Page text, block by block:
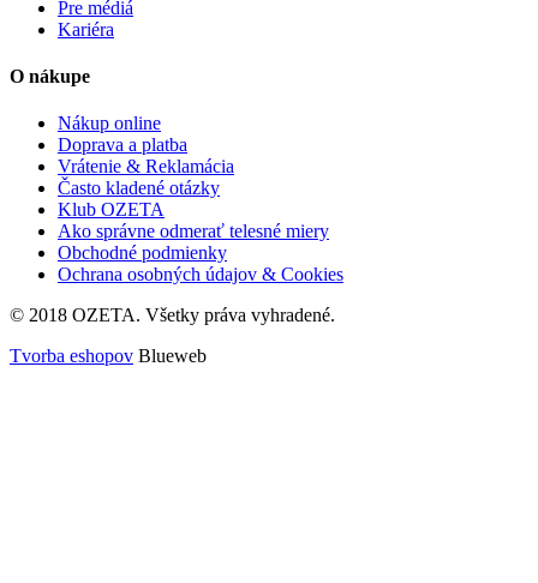
Pre médiá
Kariéra
O nákupe
Nákup online
Doprava a platba
Vrátenie & Reklamácia
Často kladené otázky
Klub OZETA
Ako správne odmerať telesné miery
Obchodné podmienky
Ochrana osobných údajov & Cookies
© 2018 OZETA. Všetky práva vyhradené.
Tvorba eshopov Blueweb